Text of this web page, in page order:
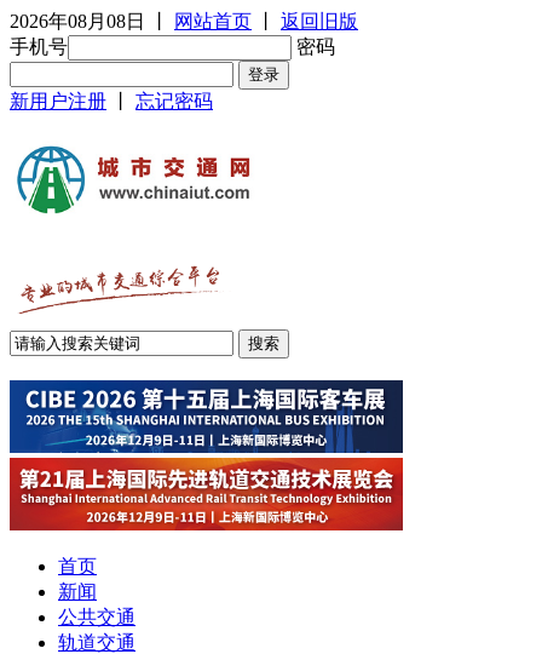
2026年08月08日 网站首页
返回旧版
手机号
密码
新用户注册 忘记密码
首页
新闻
公共交通
轨道交通